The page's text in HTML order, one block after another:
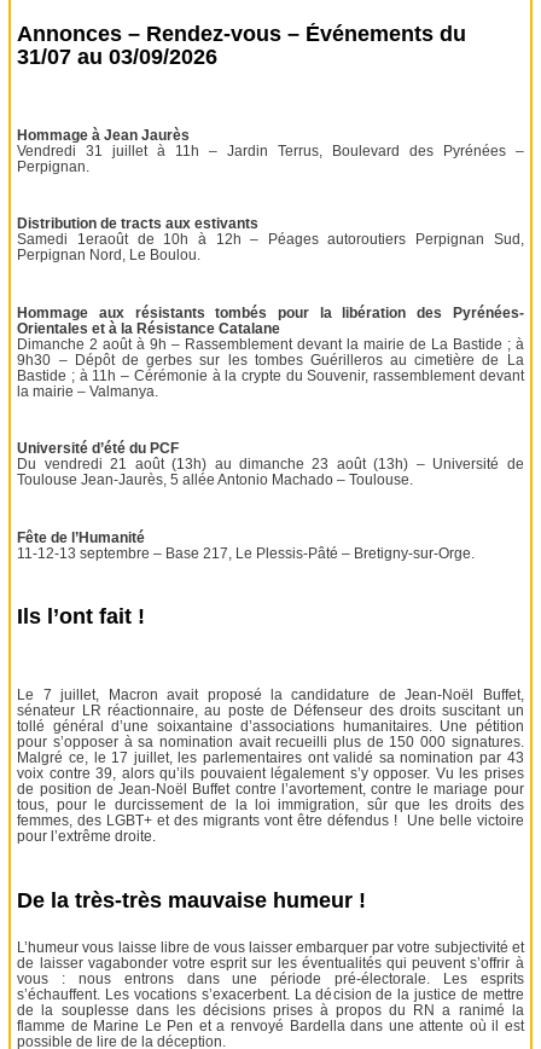
Annonces – Rendez-vous – Événements du
31/07 au 03/09/2026
Hommage à Jean Jaurès
Vendredi 31 juillet à 11h – Jardin Terrus, Boulevard des Pyrénées –
Perpignan.
Distribution de tracts aux estivants
Samedi 1eraoût de 10h à 12h – Péages autoroutiers Perpignan Sud,
Perpignan Nord, Le Boulou.
Hommage aux résistants tombés pour la libération des Pyrénées-
Orientales et à la Résistance Catalane
Dimanche 2 août à 9h – Rassemblement devant la mairie de La Bastide ; à
9h30 – Dépôt de gerbes sur les tombes Guérilleros au cimetière de La
Bastide ; à 11h – Cérémonie à la crypte du Souvenir, rassemblement devant
la mairie – Valmanya.
Université d’été du PCF
Du vendredi 21 août (13h) au dimanche 23 août (13h) – Université de
Toulouse Jean-Jaurès, 5 allée Antonio Machado – Toulouse.
Fête de l’Humanité
11-12-13 septembre – Base 217, Le Plessis-Pâté – Bretigny-sur-Orge.
Ils l’ont fait !
Le 7 juillet, Macron avait proposé la candidature de Jean-Noël Buffet,
sénateur LR réactionnaire, au poste de Défenseur des droits suscitant un
tollé général d’une soixantaine d’associations humanitaires. Une pétition
pour s’opposer à sa nomination avait recueilli plus de 150 000 signatures.
Malgré ce, le 17 juillet, les parlementaires ont validé sa nomination par 43
voix contre 39, alors qu’ils pouvaient légalement s’y opposer. Vu les prises
de position de Jean-Noël Buffet contre l’avortement, contre le mariage pour
tous, pour le durcissement de la loi immigration, sûr que les droits des
femmes, des LGBT+ et des migrants vont être défendus ! Une belle victoire
pour l’extrême droite.
De la très-très mauvaise humeur !
L’humeur vous laisse libre de vous laisser embarquer par votre subjectivité et
de laisser vagabonder votre esprit sur les éventualités qui peuvent s’offrir à
vous : nous entrons dans une période pré-électorale. Les esprits
s’échauffent. Les vocations s’exacerbent. La décision de la justice de mettre
de la souplesse dans les décisions prises à propos du RN a ranimé la
flamme de Marine Le Pen et a renvoyé Bardella dans une attente où il est
possible de lire de la déception.